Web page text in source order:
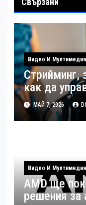
Видео И Мултимедия
Стрийминг,
как да
като
МАЙ 7, 2026
Видео И Мултимедия
AMD ще
решения за